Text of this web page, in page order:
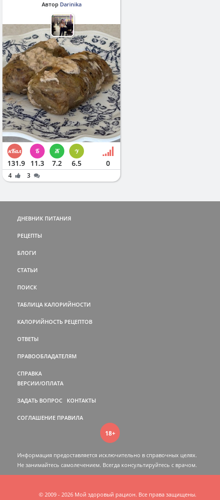
Автор Darinika
131.9 11.3 7.2 6.5 0
4 3
ДНЕВНИК ПИТАНИЯ
РЕЦЕПТЫ
БЛОГИ
СТАТЬИ
ПОИСК
ТАБЛИЦА КАЛОРИЙНОСТИ
КАЛОРИЙНОСТЬ РЕЦЕПТОВ
ОТВЕТЫ
ПРАВООБЛАДАТЕЛЯМ
СПРАВКА
ВЕРСИИ/ОПЛАТА
ЗАДАТЬ ВОПРОС КОНТАКТЫ
СОГЛАШЕНИЕ ПРАВИЛА
18+
Информация предоставляется исключительно в справочных целях.
Не занимайтесь самолечением. Всегда консультируйтесь c врачом.
© 2009 - 2026 Мой здоровый рацион. Все права защищены.